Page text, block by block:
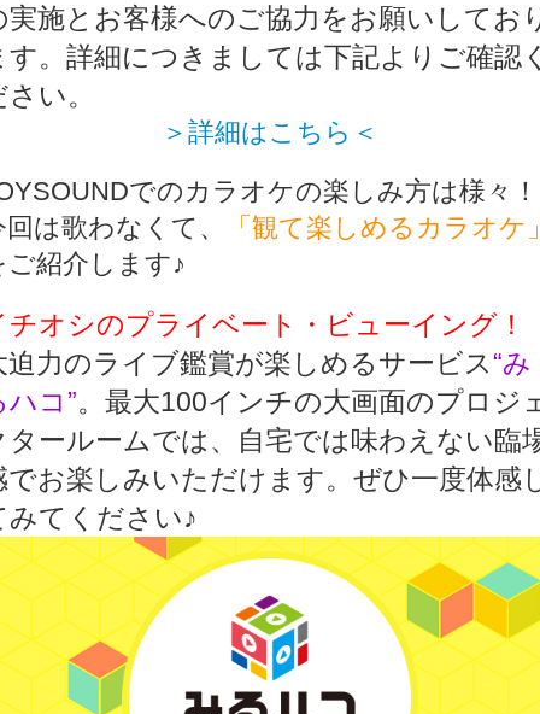
実施とお客様へのご協力をお願いしてお
す。詳細につきましては下記よりご確認
い。
＞詳細はこちら＜
でのカラオケの楽しみ方は様々！
回は歌わなくて、
「観て楽しめるカラオケ
ご紹介します♪
チオシのプライベート・ビューイング！
迫力のライブ鑑賞が楽しめるサービス“み
ハコ”。最大100インチの大画面のプロジ
タールームでは、自宅では味わえない臨
でお楽しみいただけます。ぜひ一度体感
みてください♪